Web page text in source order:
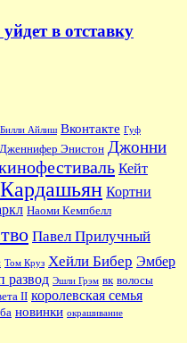
в отставку
Билли Айлиш Вконтакте Гуф
Дженнифер Энистон Джонни
Кейт
Кортни
Наоми Кемпбелл
Павел Прилучный
Том Круз Хейли Бибер Эмбер
Эшли Грэм вк волосы
II королевская семья
новинки окрашивание